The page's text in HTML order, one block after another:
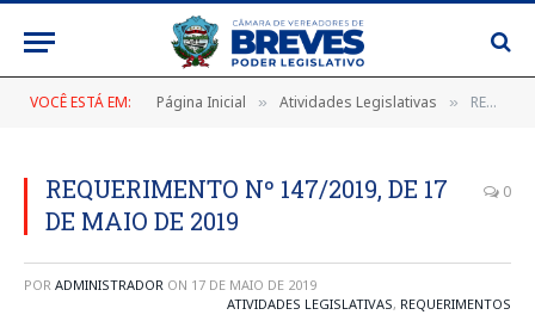
VOCÊ ESTÁ EM: Página Inicial » Atividades Legislativas » REQUERIMENTO Nº 147/2019, DE 17 DE MAIO DE 2019
REQUERIMENTO Nº 147/2019, DE 17
DE MAIO DE 2019
0
POR ADMINISTRADOR ON 17 DE MAIO DE 2019
ATIVIDADES LEGISLATIVAS, REQUERIMENTOS